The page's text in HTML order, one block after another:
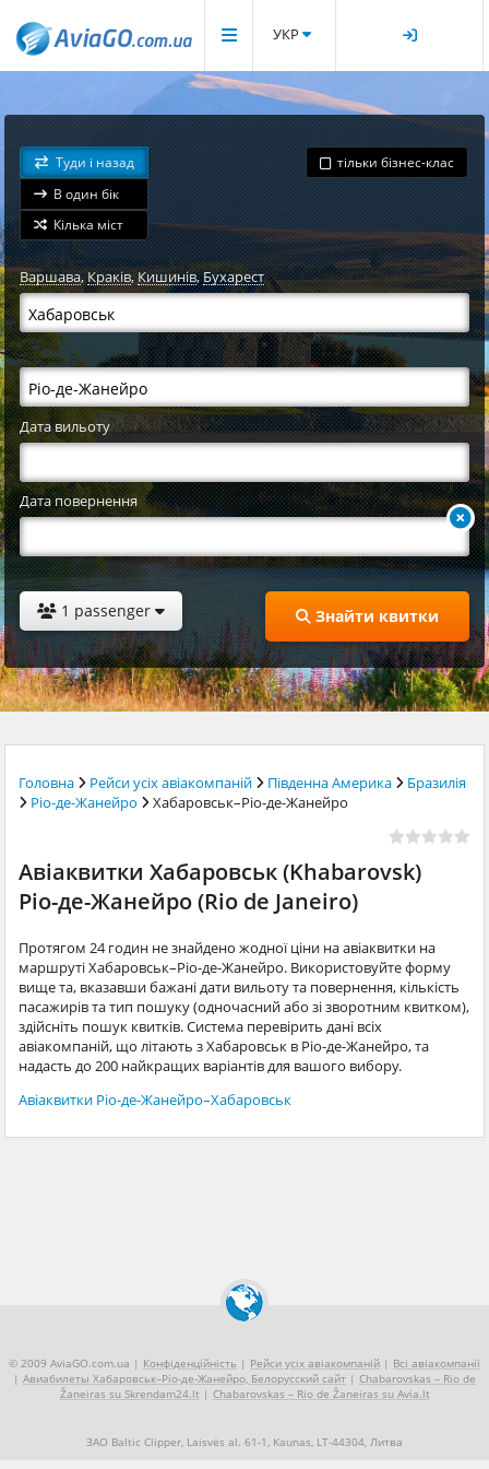
УКР
Туди і назад
В один бік
Кілька міст
тільки бізнес-клас
Варшава,Краків,Кишинів,Бухарест
Дата вильоту
Дата повернення
1 passenger Знайти квитки
Головна Рейси усіх авіакомпаній Південна Америка
Бразилія
Ріо-де-Жанейро
Хабаровськ–Ріо-де-Жанейро
Авіаквитки Хабаровськ (Khabarovsk)
Ріо-де-Жанейро (Rio de Janeiro)
Протягом 24 годин не знайдено жодної ціни на авіаквитки на
маршруті Хабаровськ–Ріо-де-Жанейро. Використовуйте форму
вище та, вказавши бажані дати вильоту та повернення, кількість
пасажирів та тип пошуку (одночасний або зі зворотним квитком),
здійсніть пошук квитків. Система перевірить дані всіх
авіакомпаній, що літають з Хабаровськ в Ріо-де-Жанейро, та
надасть до 200 найкращих варіантів для вашого вибору.
Авіаквитки Ріо-де-Жанейро–Хабаровськ
© 2009 AviaGO.com.ua | Конфіденційність | Рейси усіх авіакомпаній | Всі авіакомпанії
| Авиабилеты Хабаровськ–Ріо-де-Жанейро, Белорусский сайт | Chabarovskas – Rio de
Žaneiras su Skrendam24.lt | Chabarovskas – Rio de Žaneiras su Avia.lt
ЗАО Baltic Clipper, Laisvės al. 61-1, Kaunas, LT-44304, Литва